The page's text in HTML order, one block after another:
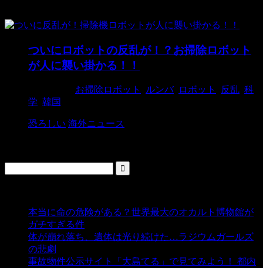
ついにロボットの反乱が！？お掃除ロボット
が人に襲い掛かる！！
お掃除ロボット ルンバ, ロボット 反乱 科
学 韓国
恐ろしい 海外ニュース
本当に命の危険がある？世界最大のオカルト博物館が
ガチすぎる件
体が崩れ落ち、遺体は光り続けた…ラジウムガールズ
の悲劇
事故物件公示サイト「大島てる」で見てみよう！ 都内